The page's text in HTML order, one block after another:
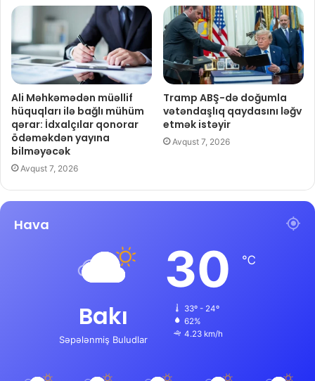
Ali Məhkəmədən müəllif
hüquqları ilə bağlı mühüm
qərar: İdxalçılar qonorar
ödəməkdən yayına
bilməyəcək
Avqust 7, 2026
Tramp ABŞ-də doğumla
vətəndaşlıq qaydasını ləğv
etmək istəyir
Avqust 7, 2026
Hava
Bakı
Səpələnmiş Buludlar
30 ℃
33º - 24º
62%
4.23 km/h